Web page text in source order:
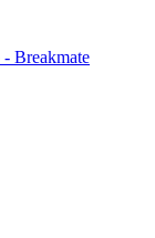
Breakmate